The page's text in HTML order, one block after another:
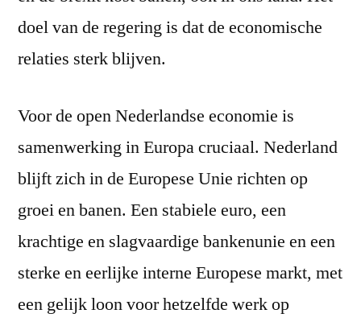
doel van de regering is dat de economische
relaties sterk blijven.
Voor de open Nederlandse economie is
samenwerking in Europa cruciaal. Nederland
blijft zich in de Europese Unie richten op
groei en banen. Een stabiele euro, een
krachtige en slagvaardige bankenunie en een
sterke en eerlijke interne Europese markt, met
een gelijk loon voor hetzelfde werk op